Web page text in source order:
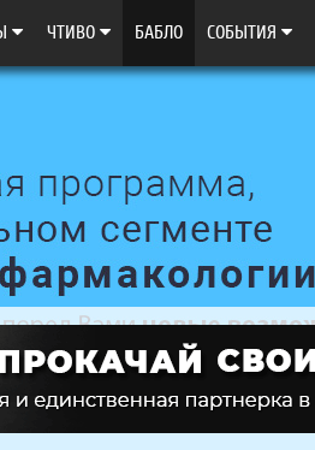
ЧТИВО БАБЛО CОБЫТИЯ